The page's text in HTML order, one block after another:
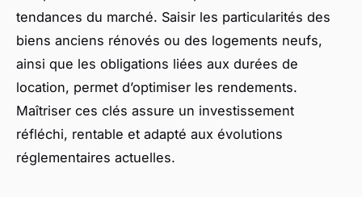
tendances du marché. Saisir les particularités des
biens anciens rénovés ou des logements neufs,
ainsi que les obligations liées aux durées de
location, permet d’optimiser les rendements.
Maîtriser ces clés assure un investissement
réfléchi, rentable et adapté aux évolutions
réglementaires actuelles.